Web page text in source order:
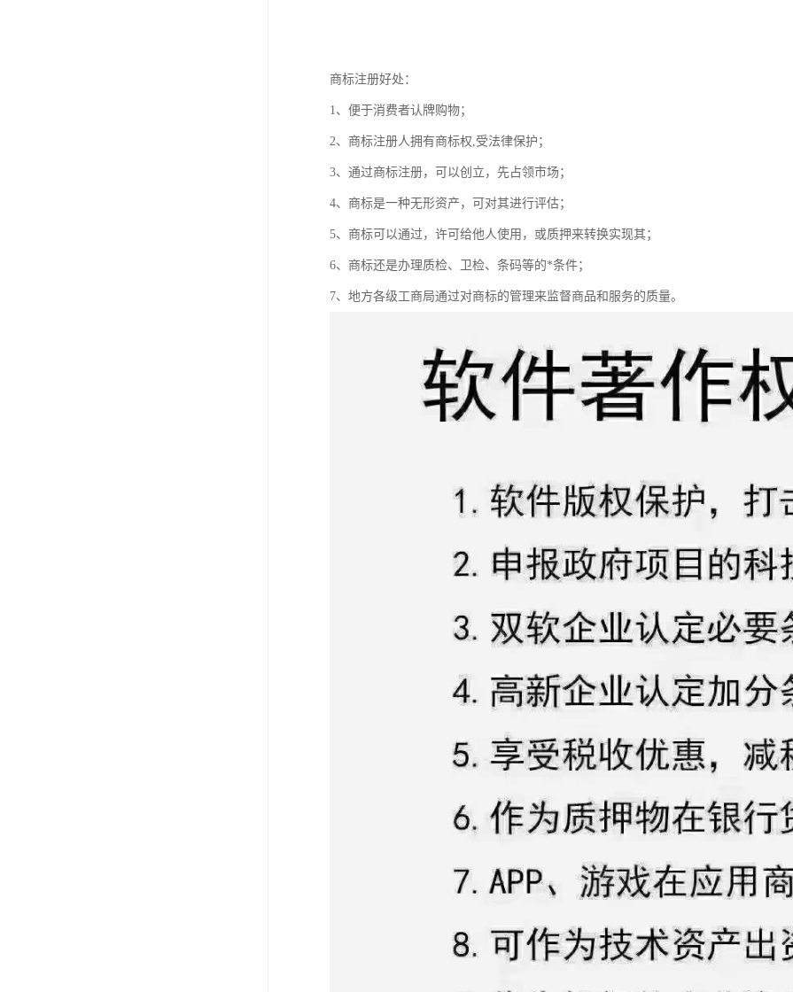
商标注册好处：
1、便于消费者认牌购物；
2、商标注册人拥有商标权,受法律保护；
3、通过商标注册，可以创立，先占领市场；
4、商标是一种无形资产，可对其进行评估；
5、商标可以通过，许可给他人使用，或质押来转换实现其；
6、商标还是办理质检、卫检、条码等的*条件；
7、地方各级工商局通过对商标的管理来监督商品和服务的质量。